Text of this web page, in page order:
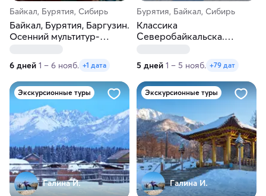
Байкал, Бурятия, Сибирь
Байкал, Бурятия, Баргузин.
Осенний мультитур-
6 дней 1 – 6 нояб. +1 дата
Бурятия, Байкал, Сибирь
Классика
Северобайкальска.
5 дней 1 – 5 нояб. +79 дат
Экскурсионные туры
Галина И.
Экскурсионные туры
Галина И.